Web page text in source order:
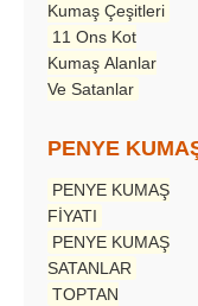
Kumaş Çeşitleri
11 Ons Kot
Kumaş Alanlar
Ve Satanlar
PENYE
PENYE KUMAŞ
FİYATI
PENYE KUMAŞ
SATANLAR
TOPTAN